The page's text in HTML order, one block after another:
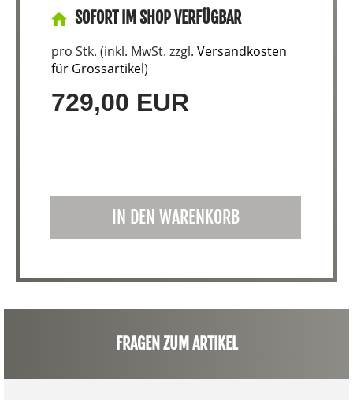
SOFORT IM SHOP VERFÜGBAR
pro Stk. (inkl. MwSt. zzgl. Versandkosten
für Grossartikel)
729,00 EUR
IN DEN WARENKORB
FRAGEN ZUM ARTIKEL